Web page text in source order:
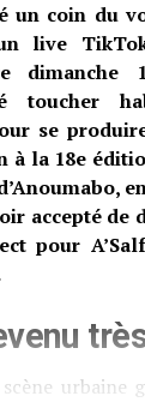
un coin du
live
dimanche
toucher
se
à la 18e
accepté de
pour
urbaine